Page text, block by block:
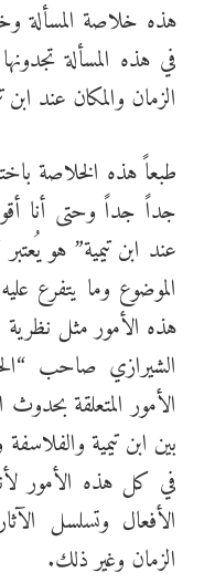
هذه خلاصة المسألة
في هذه المسألة
الزمان والمكان عند ابن
طبعاً هذه الخلاصة
جداً جداً وحتى أنا
عند ابن تيمية” هو
الموضوع وما يتفرع
هذه الأمور مثل
الشيرازي صاحب
الأمور المتعلقة
بين ابن تيمية
في كل هذه الأمور
الأفعال وتسلسل
الزمان وغير ذلك.